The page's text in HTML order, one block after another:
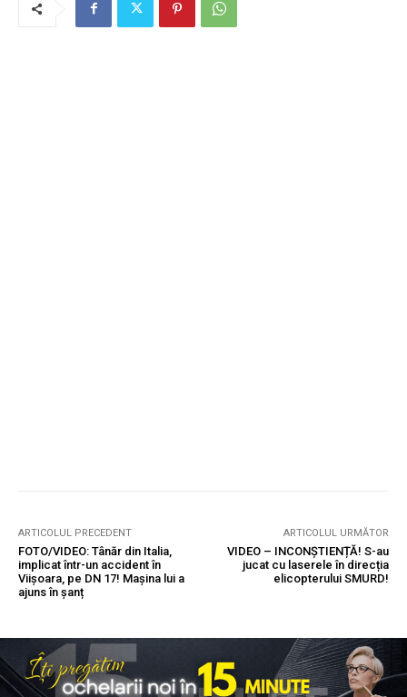
ARTICOLUL PRECEDENT
FOTO/VIDEO: Tânăr din Italia,
implicat într-un accident în
Viișoara, pe DN 17! Mașina lui a
ajuns în șanț
ARTICOLUL URMĂTOR
VIDEO – INCONȘTIENȚĂ! S-au
jucat cu laserele în direcția
elicopterului SMURD!